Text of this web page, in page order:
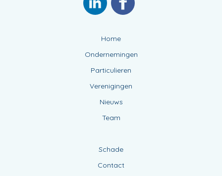
Home
Ondernemingen
Particulieren
Verenigingen
Nieuws
Team
Schade
Contact